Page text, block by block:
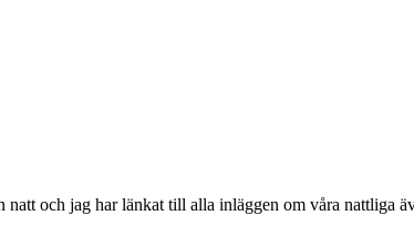
och jag har länkat till alla inläggen om våra nattliga